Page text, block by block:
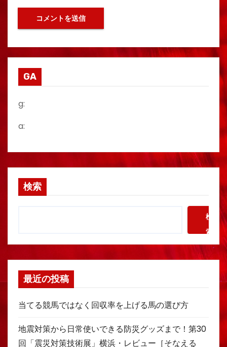
GA
g:
a:
検索
検
索
最近の投稿
当てる競馬ではなく回収率を上げる馬の選び方
地震対策から日常使いできる防災グッズまで！第30
回「震災対策技術展」横浜・レビュー［そなえる